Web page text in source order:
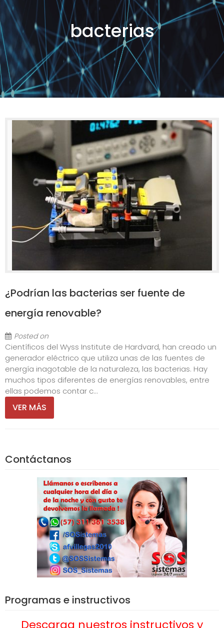
bacterias
¿Podrían las bacterias ser fuente de
energía renovable?
Posted on
Científicos del Wyss Institute de Hardvard, han creado un
generador eléctrico que utiliza unas de las fuentes de
energía inagotable de la naturaleza, las bacterias. Hay
muchos tipos diferentes de energías renovables, entre
ellas podemos contar c...
VER MÁS
Contáctanos
Programas e instructivos